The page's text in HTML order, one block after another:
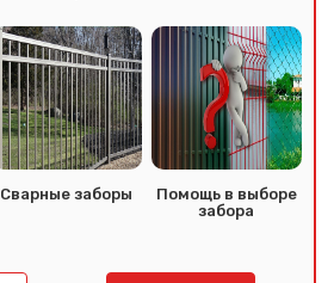
Сварные заборы
Помощь в выборе
забора